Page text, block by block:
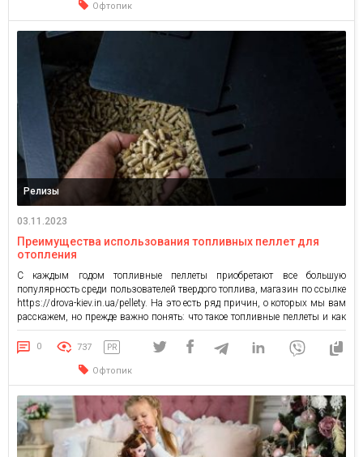
Офтопик
Релизы
03.11.2023
Преимущества использования топливных пеллет для
отопления
С каждым годом топливные пеллеты приобретают все большую
популярность среди пользователей твердого топлива, магазин по ссылке
https://drova-kiev.in.ua/pellety. На это есть ряд причин, о которых мы вам
расскажем, но прежде важно понять: что такое топливные пеллеты и как
они изготавливаются. Топливные пеллеты – что это? Топливные пеллеты
– это гранулы для отопления, изготовленные из древесины или […]
0 737 PR
Офтопик